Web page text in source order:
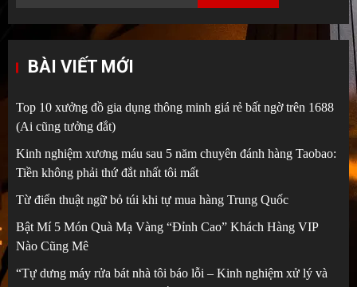
BÀI VIẾT MỚI
Top 10 xưởng đồ gia dụng thông minh giá rẻ bất ngờ trên 1688
(Ai cũng tưởng đắt)
Kinh nghiệm xương máu sau 5 năm chuyên đánh hàng Taobao:
Tiền không phải thứ đắt nhất tôi mất
Từ điển thuật ngữ bỏ túi khi tự mua hàng Trung Quốc
Bật Mí 5 Món Quà Mạ Vàng “Đỉnh Cao” Khách Hàng VIP
Nào Cũng Mê
“Tự dưng máy rửa bát nhà tôi báo lỗi – Kinh nghiệm xử lý và